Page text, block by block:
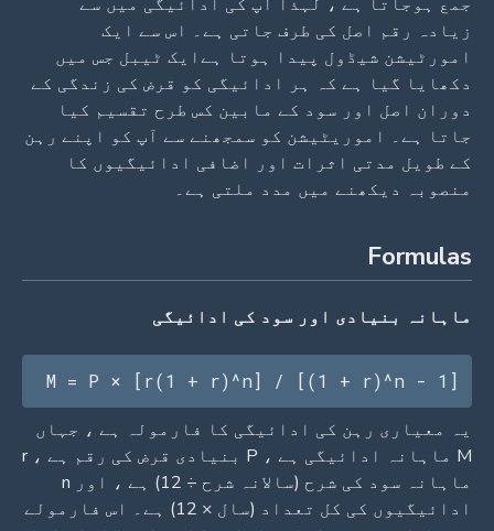
زیادہ رقم اصل کی طرف جاتی ہے۔ اس سے ایک
امورٹیشن شیڈول پیدا ہوتا ہےایک ٹیبل جس میں
دکھایا گیا ہے کہ ہر ادائیگی کو قرض کی زندگی کے
دوران اصل اور سود کے مابین کس طرح تقسیم کیا
جاتا ہے۔ اموریٹیشن کو سمجھنے سے آپ کو اپنے رہن
کے طویل مدتی اثرات اور اضافی ادائیگیوں کا
منصوبہ دیکھنے میں مدد ملتی ہے۔
Formulas
ماہانہ بنیادی اور سود کی ادائیگی
M = P × [r(1 + r)^n] / [(1 + r)^n - 1]
یہ معیاری رہن کی ادائیگی کا فارمولہ ہے ، جہاں
M ماہانہ ادائیگی ہے ، P بنیادی قرض کی رقم ہے ، r
ماہانہ سود کی شرح (سالانہ شرح ÷ 12) ہے ، اور n
ادائیگیوں کی کل تعداد (سال × 12) ہے۔ اس فارمولے